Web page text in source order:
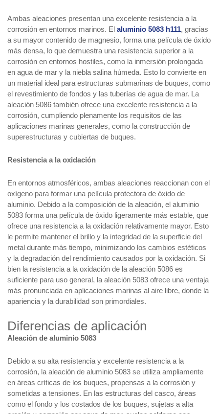
Ambas aleaciones presentan una excelente resistencia a la
corrosión en entornos marinos. El aluminio 5083 h111, gracias
a su mayor contenido de magnesio, forma una película de óxido
más densa, lo que demuestra una resistencia superior a la
corrosión en entornos hostiles, como la inmersión prolongada
en agua de mar y la niebla salina húmeda. Esto lo convierte en
un material ideal para estructuras submarinas de buques, como
el revestimiento de fondos y las tuberías de agua de mar. La
aleación 5086 también ofrece una excelente resistencia a la
corrosión, cumpliendo plenamente los requisitos de las
aplicaciones marinas generales, como la construcción de
superestructuras y cubiertas de buques.
Resistencia a la oxidación
En entornos atmosféricos, ambas aleaciones reaccionan con el
oxígeno para formar una película protectora de óxido de
aluminio. Debido a la composición de la aleación, el aluminio
5083 forma una película de óxido ligeramente más estable, que
ofrece una resistencia a la oxidación relativamente mayor. Esto
le permite mantener el brillo y la integridad de la superficie del
metal durante más tiempo, minimizando los cambios estéticos
y la degradación del rendimiento causados por la oxidación. Si
bien la resistencia a la oxidación de la aleación 5086 es
suficiente para uso general, la aleación 5083 ofrece una ventaja
más pronunciada en aplicaciones marinas al aire libre, donde la
apariencia y la durabilidad son primordiales.
Diferencias de aplicación
Aleación de aluminio 5083
Debido a su alta resistencia y excelente resistencia a la
corrosión, la aleación de aluminio 5083 se utiliza ampliamente
en áreas críticas de los buques, propensas a la corrosión y
sometidas a tensiones. En las estructuras del casco, áreas
como el fondo y los costados de los buques, sujetas a alta